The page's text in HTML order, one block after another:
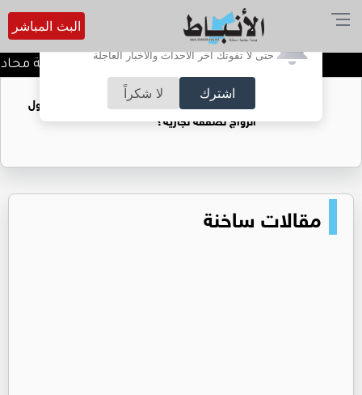
أترغب في تفعيل الإشعارات؟
حتى لا تفوتك آخر الأحداث والأخبار العاجلة
اشترك لا شكراً
البث المباشر
كيف تحافظ على خصوصية
فتيات يستغللنه لتحقيق مكاسب مادية.. هل تحول
الزواج لصفقة تجارية؟
مقالات ساخنة